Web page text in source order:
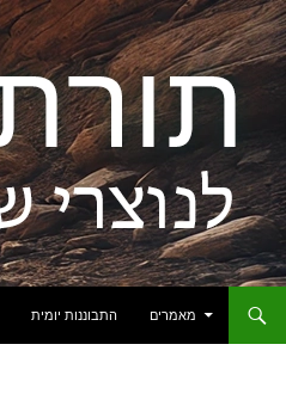
מאמרים
התבוננות יומית